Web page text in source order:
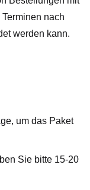
nach
werden kann.
um das Paket
Sie bitte 15-20